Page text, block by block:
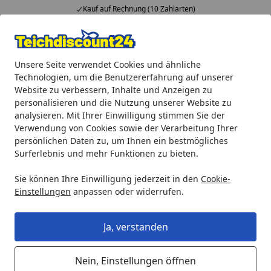
Unsere Seite verwendet Cookies und ähnliche
Technologien, um die Benutzererfahrung auf unserer
Website zu verbessern, Inhalte und Anzeigen zu
personalisieren und die Nutzung unserer Website zu
analysieren. Mit Ihrer Einwilligung stimmen Sie der
Verwendung von Cookies sowie der Verarbeitung Ihrer
persönlichen Daten zu, um Ihnen ein bestmögliches
Surferlebnis und mehr Funktionen zu bieten.
Sie können Ihre Einwilligung jederzeit in den Cookie-
Einstellungen anpassen oder widerrufen.
Ja, verstanden
Nein, Einstellungen öffnen
Kauf auf Rechnung (10 Zahlarten)
Alle Produkte
Mein Konto
Suchen
Startseite
Oase Fischkescher klein
Oase Fischkescher klein